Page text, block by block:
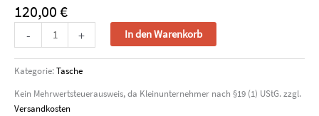
120,00€
-
Lederbeutel
Menge
+ In den Warenkorb
Kategorie:Tasche
Kein Mehrwertsteuerausweis, da Kleinunternehmer nach §19 (1) UStG.zzgl.
Versandkosten